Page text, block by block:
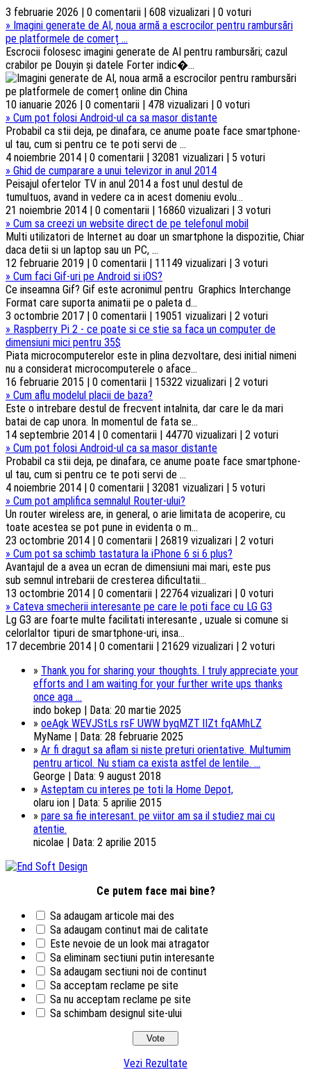
3 februarie 2026 | 0 comentarii | 608 vizualizari | 0 voturi
» Imagini generate de AI, noua armă a escrocilor pentru rambursări
pe platformele de comerț ...
Escrocii folosesc imagini generate de AI pentru rambursări; cazul
crabilor pe Douyin și datele Forter indic�...
10 ianuarie 2026 | 0 comentarii | 478 vizualizari | 0 voturi
» Cum pot folosi Android-ul ca sa masor distante
Probabil ca stii deja, pe dinafara, ce anume poate face smartphone-
ul tau, cum si pentru ce te poti servi de ...
4 noiembrie 2014 | 0 comentarii | 32081 vizualizari | 5 voturi
» Ghid de cumparare a unui televizor in anul 2014
Peisajul ofertelor TV in anul 2014 a fost unul destul de
tumultuos, avand in vedere ca in acest domeniu evolu...
21 noiembrie 2014 | 0 comentarii | 16860 vizualizari | 3 voturi
» Cum sa creezi un website direct de pe telefonul mobil
Multi utilizatori de Internet au doar un smartphone la dispozitie, Chiar
daca detii si un laptop sau un PC, ...
12 februarie 2019 | 0 comentarii | 11149 vizualizari | 3 voturi
» Cum faci Gif-uri pe Android si iOS?
Ce inseamna Gif? Gif este acronimul pentru Graphics Interchange
Format care suporta animatii pe o paleta d...
3 octombrie 2017 | 0 comentarii | 19051 vizualizari | 2 voturi
» Raspberry Pi 2 - ce poate si ce stie sa faca un computer de
dimensiuni mici pentru 35$
Piata microcomputerelor este in plina dezvoltare, desi initial nimeni
nu a considerat microcomputerele o aface...
16 februarie 2015 | 0 comentarii | 15322 vizualizari | 2 voturi
» Cum aflu modelul placii de baza?
Este o intrebare destul de frecvent intalnita, dar care le da mari
batai de cap unora. In momentul de fata se...
14 septembrie 2014 | 0 comentarii | 44770 vizualizari | 2 voturi
» Cum pot folosi Android-ul ca sa masor distante
Probabil ca stii deja, pe dinafara, ce anume poate face smartphone-
ul tau, cum si pentru ce te poti servi de ...
4 noiembrie 2014 | 0 comentarii | 32081 vizualizari | 5 voturi
» Cum pot amplifica semnalul Router-ului?
Un router wireless are, in general, o arie limitata de acoperire, cu
toate acestea se pot pune in evidenta o m...
23 octombrie 2014 | 0 comentarii | 26819 vizualizari | 2 voturi
» Cum pot sa schimb tastatura la iPhone 6 si 6 plus?
Avantajul de a avea un ecran de dimensiuni mai mari, este pus
sub semnul intrebarii de cresterea dificultatii...
13 octombrie 2014 | 0 comentarii | 22764 vizualizari | 0 voturi
» Cateva smecherii interesante pe care le poti face cu LG G3
Lg G3 are foarte multe facilitati interesante , uzuale si comune si
celorlaltor tipuri de smartphone-uri, insa...
17 decembrie 2014 | 0 comentarii | 21629 vizualizari | 2 voturi
» Thank you for sharing your thoughts. I truly appreciate your
efforts and I am waiting for your further write ups thanks
once aga ...
indo bokep | Data: 20 martie 2025
» oeAgk WEVJStLs rsF UWW byqMZT lIZt fqAMhLZ
MyName | Data: 28 februarie 2025
» Ar fi dragut sa aflam si niste preturi orientative. Multumim
pentru articol. Nu stiam ca exista astfel de lentile. ...
George | Data: 9 august 2018
» Asteptam cu interes pe toti la Home Depot,
olaru ion | Data: 5 aprilie 2015
» pare sa fie interesant. pe viitor am sa il studiez mai cu
atentie.
nicolae | Data: 2 aprilie 2015
Ce putem face mai bine?
Sa adaugam articole mai des
Sa adaugam continut mai de calitate
Este nevoie de un look mai atragator
Sa eliminam sectiuni putin interesante
Sa adaugam sectiuni noi de continut
Sa acceptam reclame pe site
Sa nu acceptam reclame pe site
Sa schimbam designul site-ului
Vezi Rezultate